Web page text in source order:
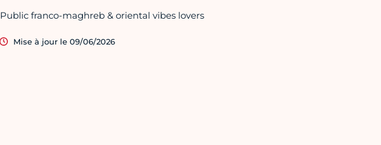
Public franco-maghreb & oriental vibes lovers
Mise à jour le 09/06/2026